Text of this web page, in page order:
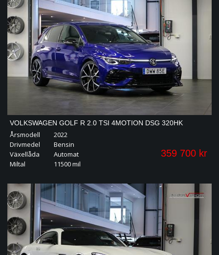
VOLKSWAGEN GOLF R 2.0 TSI 4MOTION DSG 320HK
PERFORMANCE AKRAPOVIC H&K
Årsmodell
2022
Drivmedel
Bensin
Växellåda
Automat
Miltal
11500 mil
359 700 kr